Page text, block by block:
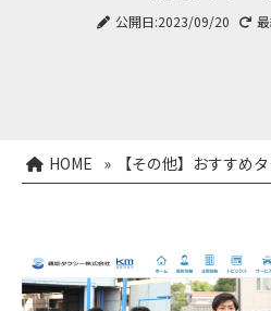
公開日:2023/09/20
HOME » 【その他】おすすめ